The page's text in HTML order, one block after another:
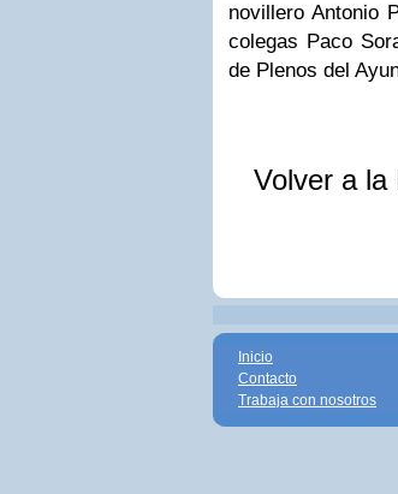
novillero Antonio
colegas Paco
de Plenos del
Volver a la
Inicio
Contacto
Trabaja con nosotros